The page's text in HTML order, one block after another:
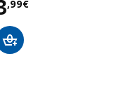
,99€ 3,99€